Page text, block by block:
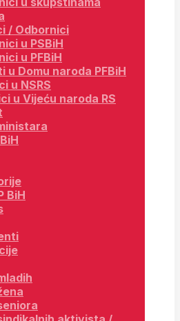
/ Odbornici
u PSBiH
u PFBiH
u Domu naroda PFBiH
u NSRS
u Vijeću naroda RS
BiH